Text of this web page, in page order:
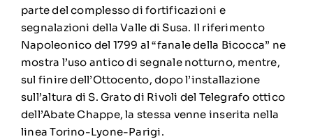
parte del complesso di fortificazioni e
segnalazioni della Valle di Susa. Il riferimento
Napoleonico del 1799 al “fanale della Bicocca” ne
mostra l’uso antico di segnale notturno, mentre,
sul finire dell’Ottocento, dopo l’installazione
sull’altura di S. Grato di Rivoli del Telegrafo ottico
dell’Abate Chappe, la stessa venne inserita nella
linea Torino-Lyone-Parigi.